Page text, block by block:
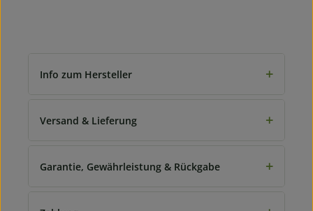
Info zum Hersteller +
Versand & Lieferung +
Garantie, Gewährleistung & Rückgabe +